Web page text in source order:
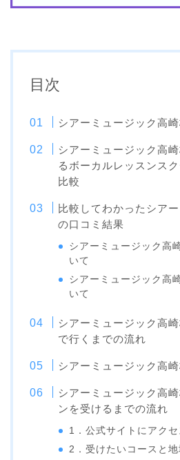
目次
シアーミュージック高
シアーミュージック高
るボーカルレッスンス
比較
比較してわかったシア
の口コミ結果
シアーミュージック高
いて
シアーミュージック高
いて
シアーミュージック高
で行くまでの流れ
シアーミュージック高
シアーミュージック高
ンを受けるまでの流れ
1．公式サイトにアクセ
2．受けたいコースと